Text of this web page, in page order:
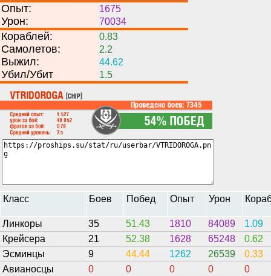
Опыт: 1675
Урон: 70034
Кораблей: 0.83
Самолетов: 2.2
Выжил: 44.62
Убил/Убит 1.5
Класс Боев Побед Опыт Урон
Линкоры 35 51.43 1810 84089
1.09
Крейсера
21 52.38 1628 65248
0.62
Эсминцы
9 44.44 1262 26539
0.33
Авианосцы
0 0 0 0
0